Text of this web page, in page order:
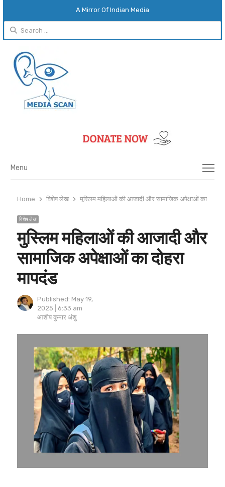
A Mirror Of Indian Media
Search
for:
Menu
Menu
Home विशेष लेख मुस्लिम महिलाओं की आजादी और सामाजिक अपेक्षाओं का दोहरा
विशेष लेख
मुस्लिम महिलाओं की आजादी और
सामाजिक अपेक्षाओं का दोहरा
मापदंड
Published: May 19,
2025
6:33 am
Author
आशीष कुमार अंशु